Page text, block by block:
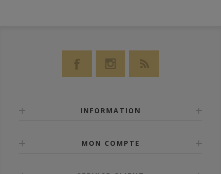
INFORMATION
MON COMPTE